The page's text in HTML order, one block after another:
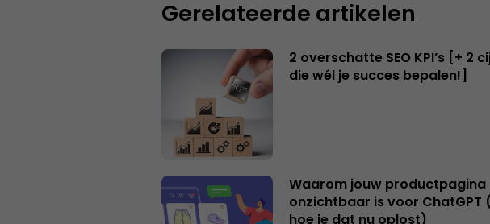
Gerelateerde artikelen
2 overschatte SEO KPI’s [+ 2
die wél je succes bepalen!]
Waarom jouw productpagina
onzichtbaar is voor ChatGPT
hoe je dat nu oplost)